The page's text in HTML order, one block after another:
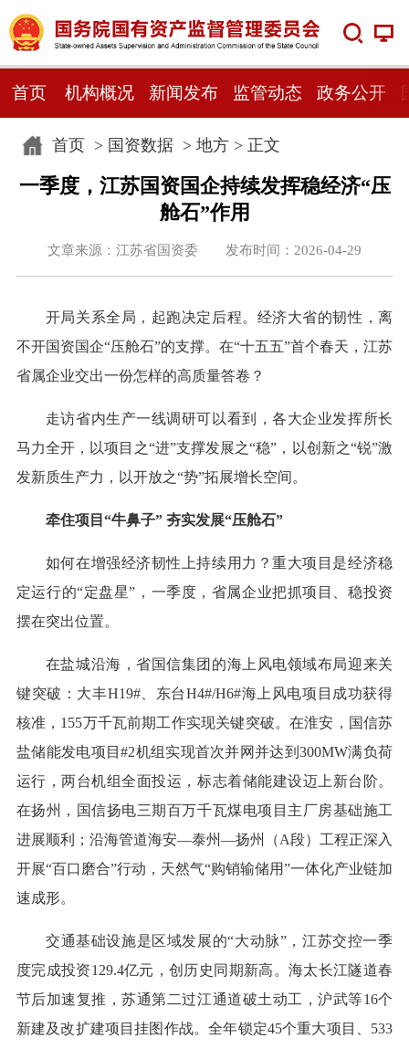
首页 机构概况 新闻发布 监管动态 政务公开
首页> 国资数据> 地方> 正文
一季度，江苏国资国企持续发挥稳经济“压
舱石”作用
文章来源：江苏省国资委 发布时间：2026-04-29
开局关系全局，起跑决定后程。经济大省的韧性，离
不开国资国企“压舱石”的支撑。在“十五五”首个春天，江苏
省属企业交出一份怎样的高质量答卷？
走访省内生产一线调研可以看到，各大企业发挥所长
马力全开，以项目之“进”支撑发展之“稳”，以创新之“锐”激
发新质生产力，以开放之“势”拓展增长空间。
牵住项目“牛鼻子” 夯实发展“压舱石”
如何在增强经济韧性上持续用力？重大项目是经济稳
定运行的“定盘星”，一季度，省属企业把抓项目、稳投资
摆在突出位置。
在盐城沿海，省国信集团的海上风电领域布局迎来关
键突破：大丰H19#、东台H4#/H6#海上风电项目成功获得
核准，155万千瓦前期工作实现关键突破。在淮安，国信苏
盐储能发电项目#2机组实现首次并网并达到300MW满负荷
运行，两台机组全面投运，标志着储能建设迈上新台阶。
在扬州，国信扬电三期百万千瓦煤电项目主厂房基础施工
进展顺利；沿海管道海安—泰州—扬州（A段）工程正深入
开展“百口磨合”行动，天然气“购销输储用”一体化产业链加
速成形。
交通基础设施是区域发展的“大动脉”，江苏交控一季
度完成投资129.4亿元，创历史同期新高。海太长江隧道春
节后加速复推，苏通第二过江通道破土动工，沪武等16个
新建及改扩建项目挂图作战。全年锁定45个重大项目、533